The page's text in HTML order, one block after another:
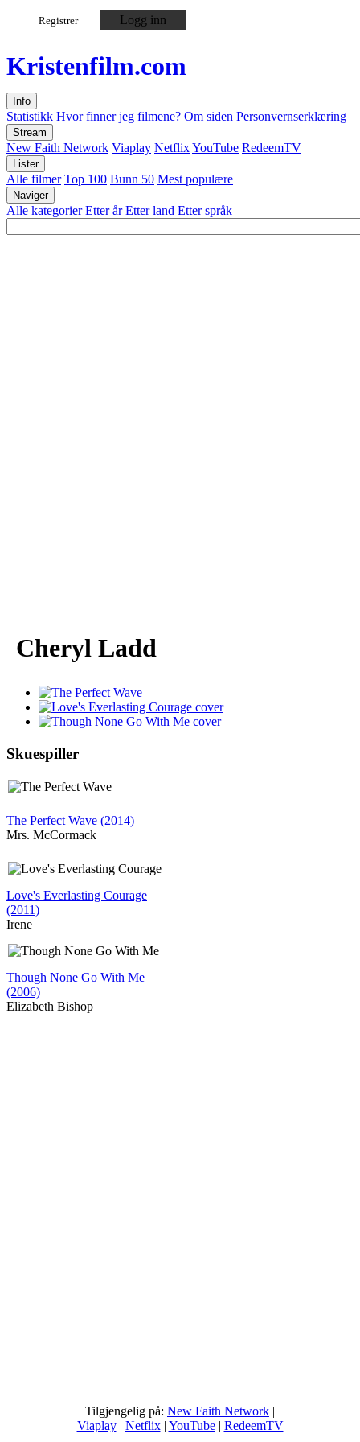
Registrer Logg inn
Kristenfilm.com
Info
Statistikk Hvor finner jeg filmene? Om siden Personvernserklæring
Stream
New Faith Network Viaplay NetflixYouTube RedeemTV
Lister
Alle filmer Top 100 Bunn 50 Mest populære
Naviger
Alle kategorier Etter år Etter land Etter språk
Cheryl Ladd
Skuespiller
The Perfect Wave (2014)
Mrs. McCormack
Love's Everlasting Courage
(2011)
Irene
Though None Go With Me
(2006)
Elizabeth Bishop
Tilgjengelig på: New Faith Network |
Viaplay| Netflix| YouTube| RedeemTV